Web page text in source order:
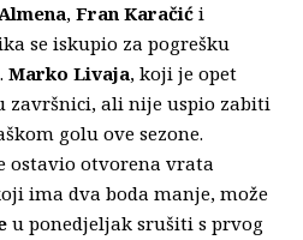
, Fran Karačić i
se iskupio za pogrešku
Marko Livaja, koji je opet
završnici, ali nije uspio zabiti
golu ove sezone.
ostavio otvorena vrata
ima dva boda manje, može
u ponedjeljak srušiti s prvog